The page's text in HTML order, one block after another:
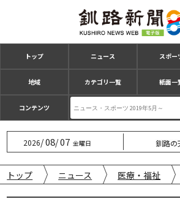
トップ ニュース スポー
地域 カテゴリ一覧 紙面一
コンテンツ
2026/08/07 金曜日 釧路の
トップ ニュース 医療・福祉